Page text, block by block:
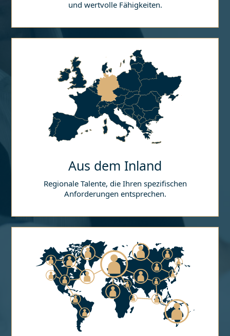
und wertvolle Fähigkeiten.
Aus dem Inland
Regionale Talente, die Ihren spezifischen
Anforderungen entsprechen.